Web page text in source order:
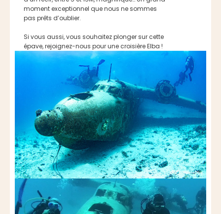
moment exceptionnel que nous ne sommes
pas prêts d’oublier.
Si vous aussi, vous souhaitez plonger sur cette
épave, rejoignez-nous pour une croisière Elba !